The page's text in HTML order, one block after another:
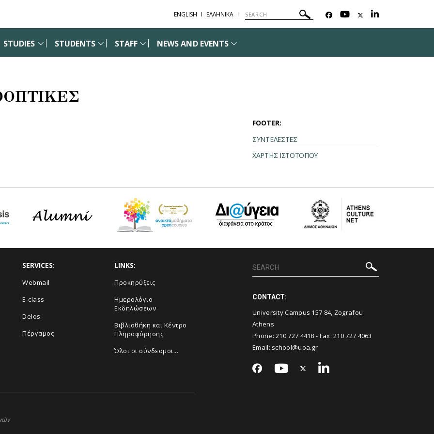
ENGLISH ΕΛΛΗΝΙΚΑ
STUDIES STUDENTS STAFF NEWS AND EVENTS
FOOTER:
ΣΥΝΤΕΛΕΣΤΕΣ
ΧΑΡΤΗΣ ΙΣΤΟΤΟΠΟΥ
SERVICES:
Webmail
E-class
Delos
Πέργαμος
LINKS:
Προκηρύξεις
Ημερολόγιο
Εκδηλώσεων
Βιβλιοθήκη και Κέντρο
Πληροφόρησης
Όλοι οι σύνδεσμοι...
CONTACT:
University Campus 157 84, Zografou
Athens
Phone:210 727 4418 - Fax:210 727 4063
Email: school@uoa.gr